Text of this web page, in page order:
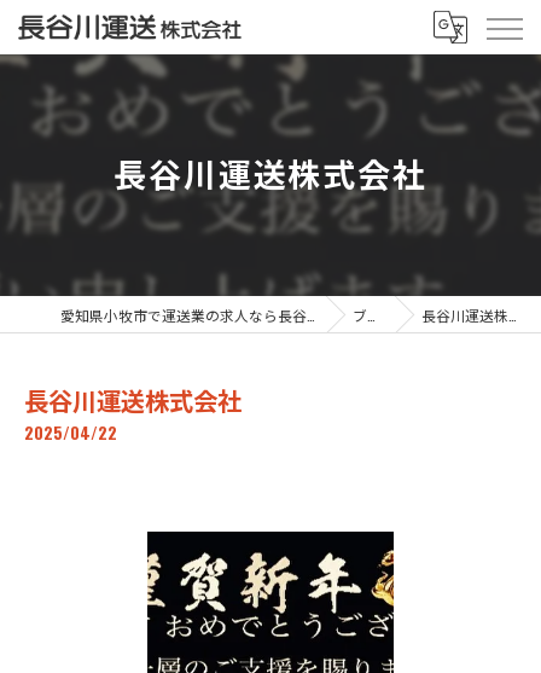
長谷川運送株式会社
ブログ 長谷川運送株式会社
長谷川運送株式会社
2025/04/22